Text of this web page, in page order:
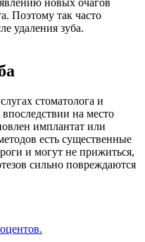
новых очагов
Поэтому так часто
удаления зуба.
стоматолога и
на место
имплантат или
есть существенные
и могут не прижиться,
сильно повреждаются